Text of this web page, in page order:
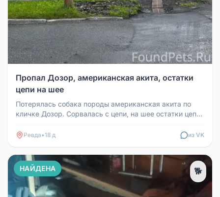
Пропал Дозор, американская акита, остатки
цепи на шее
Потерялась собака породы американская акита по
кличке Дозор. Сорвалась с цепи, на шее остатки цепи.
Ревда•18 д из VK
НАЙДЕНА 🐕